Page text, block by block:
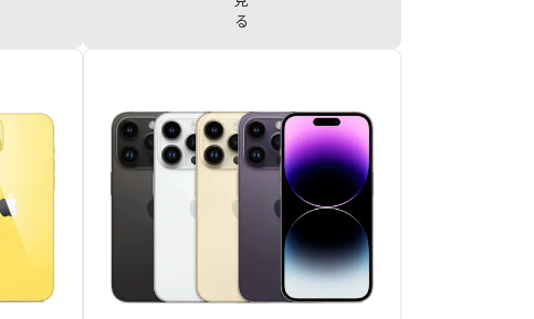
iPhone15 ProMax 512GB¥149,000
iPhone15 ProMax 256GB¥143,000